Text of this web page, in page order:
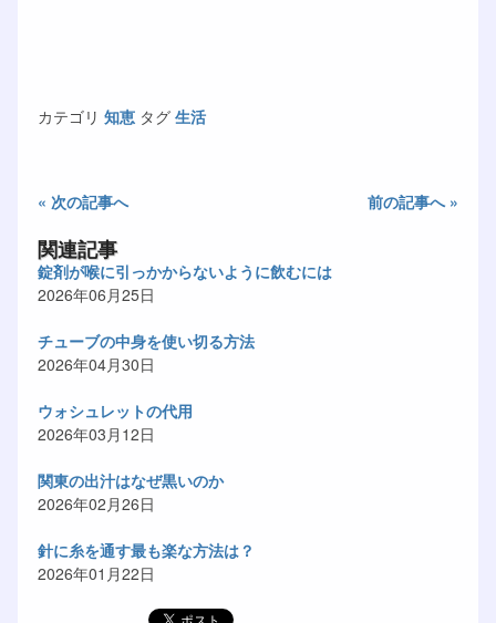
カテゴリ 知恵 タグ 生活
« 次の記事へ 前の記事へ »
関連記事
錠剤が喉に引っかからないように飲むには
2026年06月25日
チューブの中身を使い切る方法
2026年04月30日
ウォシュレットの代用
2026年03月12日
関東の出汁はなぜ黒いのか
2026年02月26日
針に糸を通す最も楽な方法は？
2026年01月22日